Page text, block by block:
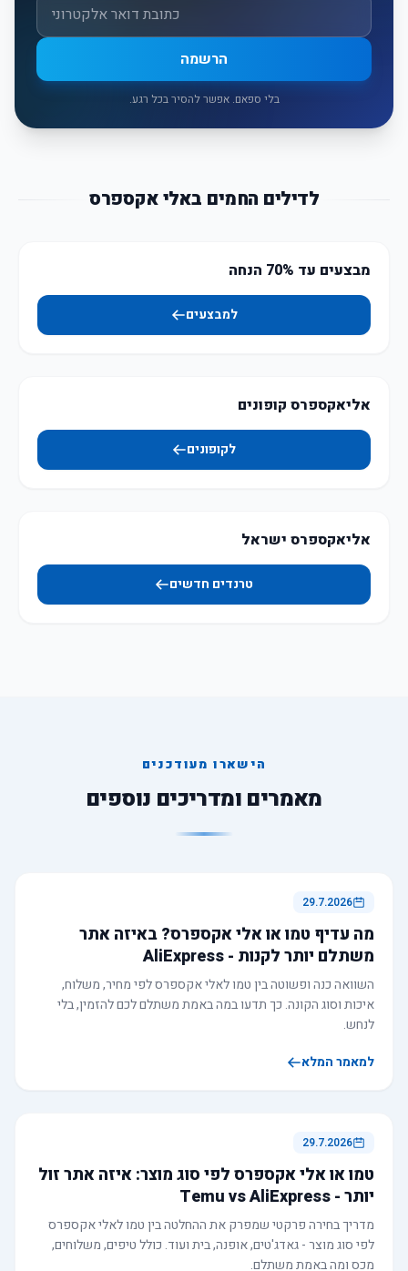
הרשמה
בלי ספאם. אפשר להסיר בכל רגע.
לדילים החמים באלי אקספרס
מבצעים עד 70% הנחה
למבצעים
אליאקספרס קופונים
לקופונים
אליאקספרס ישראל
טרנדים חדשים
הישארו מעודכנים
מאמרים ומדריכים נוספים
29.7.2026
מה עדיף טמו או אלי אקספרס? באיזה אתר
משתלם יותר לקנות - AliExpress
השוואה כנה ופשוטה בין טמו לאלי אקספרס לפי מחיר, משלוח,
איכות וסוג הקונה. כך תדעו במה באמת משתלם לכם להזמין, בלי
לנחש.
למאמר המלא
29.7.2026
טמו או אלי אקספרס לפי סוג מוצר: איזה אתר זול
יותר - Temu vs AliExpress
מדריך בחירה פרקטי שמפרק את ההחלטה בין טמו לאלי אקספרס
לפי סוג מוצר - גאדג'טים, אופנה, בית ועוד. כולל טיפים, משלוחים,
מכס ומה באמת משתלם.